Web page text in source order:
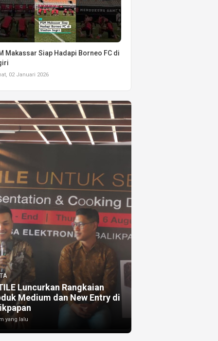
Makassar Siap Hadapi Borneo FC di
02 Januari 2026
Luncurkan Rangkaian
Medium dan New Entry di
yang lalu